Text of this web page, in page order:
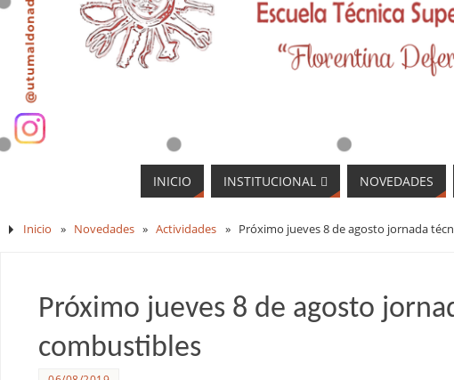
INICIO INSTITUCIONAL NOVEDADES
Inicio » Novedades » Actividades » Próximo jueves 8 de agosto jornada
Próximo jueves 8 de agosto
combustibles